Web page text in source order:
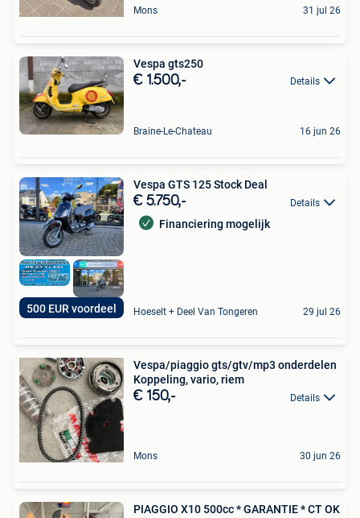
Mons 31 jul 26
Vespa gts250
€ 1.500,- Details
Braine-Le-Chateau 16 jun 26
500 EUR voordeel
Vespa GTS 125 Stock Deal
€ 5.750,- Details
Financiering mogelijk
Hoeselt + Deel Van Tongeren 29 jul 26
Vespa/piaggio gts/gtv/mp3 onderdelen
Koppeling, vario, riem
€ 150,- Details
Mons 30 jun 26
PIAGGIO X10 500cc * GARANTIE * CT OK